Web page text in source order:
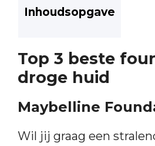
Inhoudsopgave
Top 3 beste
droge huid
Maybelline
Wil jij graag een